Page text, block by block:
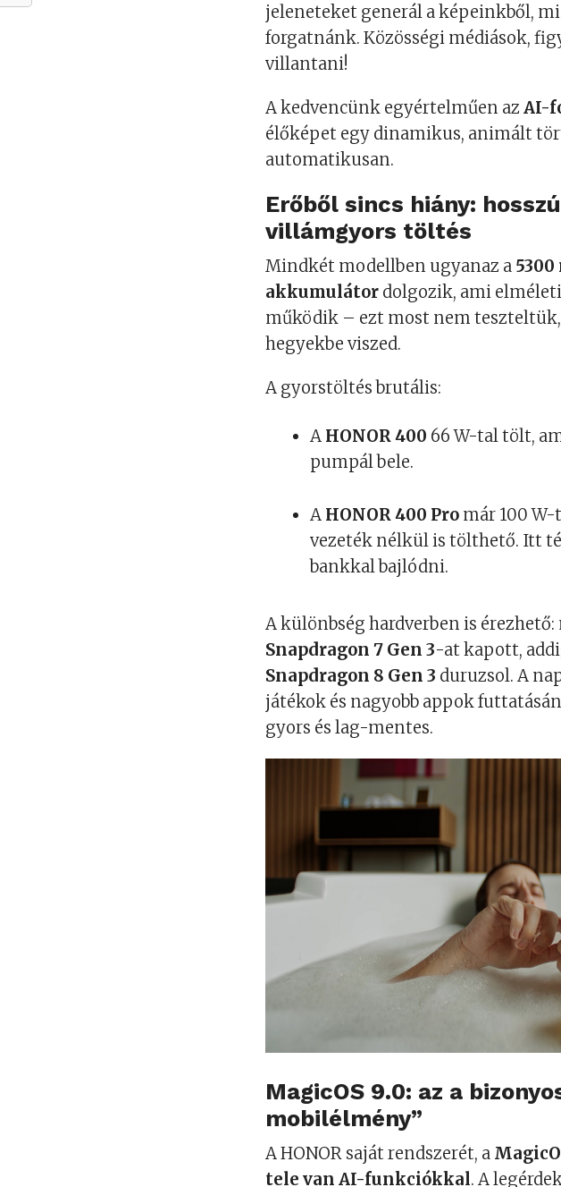
jeleneteket generál a képeinkből,
forgatnánk. Közösségi médiások,
villantani!
A kedvencünk egyértelműen azAI-
élőképet egy dinamikus, animált
automatikusan.
Erőből sincs hiány:
villámgyors töltés
Mindkét modellben ugyanaz a
akkumulátor dolgozik, ami
működik – ezt most nem
hegyekbe viszed.
A gyorstöltés brutális:
A HONOR 400 66 W-tal tölt,
pumpál bele.
A HONOR 400 Pro már 100 W-
vezeték nélkül is tölthető. Itt
bankkal bajlódni.
A különbség hardverben is
Snapdragon 7 Gen 3-at kapott,
Snapdragon 8 Gen 3 duruzsol. A
játékok és nagyobb appok
gyors és lag-mentes.
MagicOS 9.0: az a
mobilélmény”
A HONOR saját rendszerét, a
tele van AI-funkciókkal. A